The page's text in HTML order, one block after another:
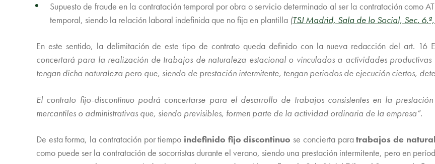
Supuesto de fraude en la contratación temporal por obra o servicio determinado al ser la contratación como
temporal, siendo la relación laboral indefinida que no fija en plantilla (TSJ Madrid, Sala de lo Social, Sec.
En este sentido, la delimitación de este tipo de contrato queda definido con la nueva redacción del art. 16
concertará para la realización de trabajos de naturaleza estacional o vinculados a actividades
tengan dicha naturaleza pero que, siendo de prestación intermitente, tengan periodos de ejecución ciertos,
El contrato fijo-discontinuo podrá concertarse para el desarrollo de trabajos consistentes en la
mercantiles o administrativas que, siendo previsibles, formen parte de la actividad ordinaria de la empresa”.
De esta forma, la contratación por tiempo indefinido fijo discontinuo se concierta paratrabajos de
como puede ser la contratación de socorristas durante el verano, siendo una prestación intermitente, pero en